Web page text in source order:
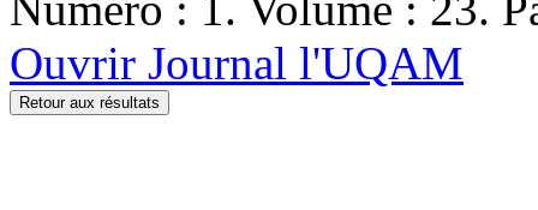
Ouvrir Journal l'UQAM
Retour aux résultats